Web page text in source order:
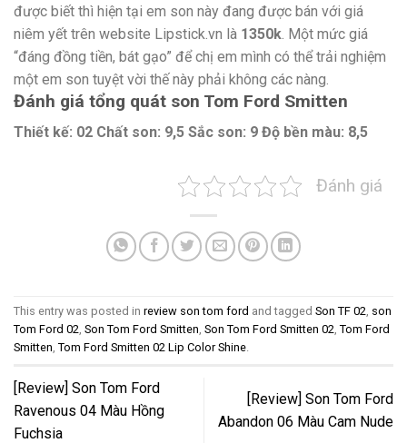
được biết thì hiện tại em son này đang được bán với giá
niêm yết trên website Lipstick.vn là 1350k. Một mức giá
“đáng đồng tiền, bát gạo” để chị em mình có thể trải nghiệm
một em son tuyệt vời thế này phải không các nàng.
Đánh giá tổng quát son Tom Ford Smitten
Thiết kế: 02 Chất son: 9,5 Sắc son: 9 Độ bền màu: 8,5
Đánh giá
This entry was posted in review son tom ford and tagged Son TF 02 son
Tom Ford 02 Son Tom Ford Smitten Son Tom Ford Smitten 02 Tom Ford
Smitten Tom Ford Smitten 02 Lip Color Shine
[Review] Son Tom Ford
Ravenous 04 Màu Hồng
Fuchsia
[Review] Son Tom Ford
Abandon 06 Màu Cam Nude